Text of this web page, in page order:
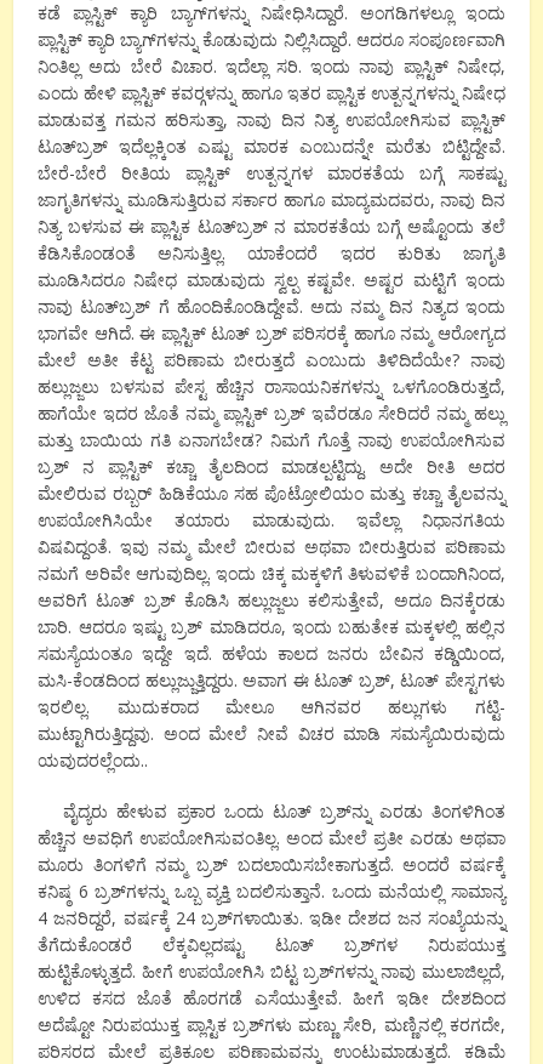
ಕಡೆ ಪ್ಲಾಸ್ಟಿಕ್ ಕ್ಯಾರಿ ಬ್ಯಾಗ್‍ಗಳನ್ನು ನಿಷೇಧಿಸಿದ್ದಾರೆ. ಅಂಗಡಿಗಳಲ್ಲೂ ಇಂದು
ಪ್ಲಾಸ್ಟಿಕ್ ಕ್ಯಾರಿ ಬ್ಯಾಗ್‍ಗಳನ್ನು ಕೊಡುವುದು ನಿಲ್ಲಿಸಿದ್ದಾರೆ. ಆದರೂ ಸಂಪೂರ್ಣವಾಗಿ
ನಿಂತಿಲ್ಲ ಅದು ಬೇರೆ ವಿಚಾರ. ಇದೆಲ್ಲಾ ಸರಿ. ಇಂದು ನಾವು ಪ್ಲಾಸ್ಟಿಕ್ ನಿಷೇಧ,
ಎಂದು ಹೇಳಿ ಪ್ಲಾಸ್ಟಿಕ್ ಕವರ್‍ಗಳನ್ನು ಹಾಗೂ ಇತರ ಪ್ಲಾಸ್ಟಿಕ ಉತ್ಪನ್ನಗಳನ್ನು ನಿಷೇಧ
ಮಾಡುವತ್ತ ಗಮನ ಹರಿಸುತ್ತಾ, ನಾವು ದಿನ ನಿತ್ಯ ಉಪಯೋಗಿಸುವ ಪ್ಲಾಸ್ಟಿಕ್
ಟೂತ್‍ಬ್ರಶ್ ಇದೆಲ್ಲಕ್ಕಿಂತ ಎಷ್ಟು ಮಾರಕ ಎಂಬುದನ್ನೇ ಮರೆತು ಬಿಟ್ಟಿದ್ದೇವೆ.
ಬೇರೆ-ಬೇರೆ ರೀತಿಯ ಪ್ಲಾಸ್ಟಿಕ್ ಉತ್ಪನ್ನಗಳ ಮಾರಕತೆಯ ಬಗ್ಗೆ ಸಾಕಷ್ಟು
ಜಾಗೃತಿಗಳನ್ನು ಮೂಡಿಸುತ್ತಿರುವ ಸರ್ಕಾರ ಹಾಗೂ ಮಾದ್ಯಮದವರು, ನಾವು ದಿನ
ನಿತ್ಯ ಬಳಸುವ ಈ ಪ್ಲಾಸ್ಟಿಕ ಟೂತ್‍ಬ್ರಶ್ ನ ಮಾರಕತೆಯ ಬಗ್ಗೆ ಅಷ್ಟೊಂದು ತಲೆ
ಕೆಡಿಸಿಕೊಂಡಂತೆ ಅನಿಸುತ್ತಿಲ್ಲ. ಯಾಕೆಂದರೆ ಇದರ ಕುರಿತು ಜಾಗೃತಿ
ಮೂಡಿಸಿದರೂ ನಿಷೇಧ ಮಾಡುವುದು ಸ್ವಲ್ಪ ಕಷ್ಟವೇ. ಅಷ್ಟರ ಮಟ್ಟಿಗೆ ಇಂದು
ನಾವು ಟೂತ್‍ಬ್ರಶ್ ಗೆ ಹೊಂದಿಕೊಂಡಿದ್ದೇವೆ. ಅದು ನಮ್ಮ ದಿನ ನಿತ್ಯದ ಇಂದು
ಭಾಗವೇ ಆಗಿದೆ. ಈ ಪ್ಲಾಸ್ಟಿಕ್ ಟೂತ್ ಬ್ರಶ್ ಪರಿಸರಕ್ಕೆ ಹಾಗೂ ನಮ್ಮ ಆರೋಗ್ಯದ
ಮೇಲೆ ಅತೀ ಕೆಟ್ಟ ಪರಿಣಾಮ ಬೀರುತ್ತದೆ ಎಂಬುದು ತಿಳಿದಿದೆಯೇ? ನಾವು
ಹಲ್ಲುಜ್ಜಲು ಬಳಸುವ ಪೇಸ್ಟ ಹೆಚ್ಚಿನ ರಾಸಾಯನಿಕಗಳನ್ನು ಒಳಗೊಂಡಿರುತ್ತದೆ,
ಹಾಗೆಯೇ ಇದರ ಜೊತೆ ನಮ್ಮ ಪ್ಲಾಸ್ಟಿಕ್ ಬ್ರಶ್ ಇವೆರಡೂ ಸೇರಿದರೆ ನಮ್ಮ ಹಲ್ಲು
ಮತ್ತು ಬಾಯಿಯ ಗತಿ ಏನಾಗಬೇಡ? ನಿಮಗೆ ಗೊತ್ತೆ ನಾವು ಉಪಯೋಗಿಸುವ
ಬ್ರಶ್ ನ ಪ್ಲಾಸ್ಟಿಕ್ ಕಚ್ಚಾ ತೈಲದಿಂದ ಮಾಡಲ್ಪಟ್ಟಿದ್ದು. ಅದೇ ರೀತಿ ಅದರ
ಮೇಲಿರುವ ರಬ್ಬರ್ ಹಿಡಿಕೆಯೂ ಸಹ ಪೊಟ್ರೋಲಿಯಂ ಮತ್ತು ಕಚ್ಚಾ ತೈಲವನ್ನು
ಉಪಯೋಗಿಸಿಯೇ ತಯಾರು ಮಾಡುವುದು. ಇವೆಲ್ಲಾ ನಿಧಾನಗತಿಯ
ವಿಷವಿದ್ದಂತೆ. ಇವು ನಮ್ಮ ಮೇಲೆ ಬೀರುವ ಅಥವಾ ಬೀರುತ್ತಿರುವ ಪರಿಣಾಮ
ನಮಗೆ ಅರಿವೇ ಆಗುವುದಿಲ್ಲ. ಇಂದು ಚಿಕ್ಕ ಮಕ್ಕಳಿಗೆ ತಿಳುವಳಿಕೆ ಬಂದಾಗಿನಿಂದ,
ಅವರಿಗೆ ಟೂತ್ ಬ್ರಶ್ ಕೊಡಿಸಿ ಹಲ್ಲುಜ್ಜಲು ಕಲಿಸುತ್ತೇವೆ, ಅದೂ ದಿನಕ್ಕೆರಡು
ಬಾರಿ. ಆದರೂ ಇಷ್ಟು ಬ್ರಶ್ ಮಾಡಿದರೂ, ಇಂದು ಬಹುತೇಕ ಮಕ್ಕಳಲ್ಲಿ ಹಲ್ಲಿನ
ಸಮಸ್ಯೆಯಂತೂ ಇದ್ದೇ ಇದೆ. ಹಳೆಯ ಕಾಲದ ಜನರು ಬೇವಿನ ಕಡ್ಡಿಯಿಂದ,
ಮಸಿ-ಕೆಂಡದಿಂದ ಹಲ್ಲುಜ್ಜುತ್ತಿದ್ದರು. ಅವಾಗ ಈ ಟೂತ್ ಬ್ರಶ್, ಟೂತ್ ಪೇಸ್ಟಗಳು
ಇರಲಿಲ್ಲ. ಮುದುಕರಾದ ಮೇಲೂ ಆಗಿನವರ ಹಲ್ಲುಗಳು ಗಟ್ಟಿ-
ಮುಟ್ಟಾಗಿರುತ್ತಿದ್ದವು. ಅಂದ ಮೇಲೆ ನೀವೆ ವಿಚರ ಮಾಡಿ ಸಮಸ್ಯೆಯಿರುವುದು
ಯವುದರಲ್ಲೆಂದು..
ವೈದ್ಯರು ಹೇಳುವ ಪ್ರಕಾರ ಒಂದು ಟೂತ್ ಬ್ರಶ್‍ನ್ನು ಎರಡು ತಿಂಗಳಿಗಿಂತ
ಹೆಚ್ಚಿನ ಅವಧಿಗೆ ಉಪಯೋಗಿಸುವಂತಿಲ್ಲ. ಅಂದ ಮೇಲೆ ಪ್ರತೀ ಎರಡು ಅಥವಾ
ಮೂರು ತಿಂಗಳಿಗೆ ನಮ್ಮ ಬ್ರಶ್ ಬದಲಾಯಿಸಬೇಕಾಗುತ್ತದೆ. ಅಂದರೆ ವರ್ಷಕ್ಕೆ
ಕನಿಷ್ಠ 6 ಬ್ರಶ್‍ಗಳನ್ನು ಒಬ್ಬ ವ್ಯಕ್ತಿ ಬದಲಿಸುತ್ತಾನೆ. ಒಂದು ಮನೆಯಲ್ಲಿ ಸಾಮಾನ್ಯ
4 ಜನರಿದ್ದರೆ, ವರ್ಷಕ್ಕೆ 24 ಬ್ರಶ್‍ಗಳಾಯಿತು. ಇಡೀ ದೇಶದ ಜನ ಸಂಖ್ಯೆಯನ್ನು
ತೆಗೆದುಕೊಂಡರೆ ಲೆಕ್ಕವಿಲ್ಲದಷ್ಟು ಟೂತ್ ಬ್ರಶ್‍ಗಳ ನಿರುಪಯುಕ್ತ
ಹುಟ್ಟಿಕೊಳ್ಳುತ್ತದೆ. ಹೀಗೆ ಉಪಯೋಗಿಸಿ ಬಿಟ್ಟ ಬ್ರಶ್‍ಗಳನ್ನು ನಾವು ಮುಲಾಜಿಲ್ಲದೆ,
ಉಳಿದ ಕಸದ ಜೊತೆ ಹೊರಗಡೆ ಎಸೆಯುತ್ತೇವೆ. ಹೀಗೆ ಇಡೀ ದೇಶದಿಂದ
ಅದೆಷ್ಟೋ ನಿರುಪಯುಕ್ತ ಪ್ಲಾಸ್ಟಿಕ ಬ್ರಶ್‍ಗಳು ಮಣ್ಣು ಸೇರಿ, ಮಣ್ಣಿನಲ್ಲಿ ಕರಗದೇ,
ಪರಿಸರದ ಮೇಲೆ ಪ್ರತಿಕೂಲ ಪರಿಣಾಮವನ್ನು ಉಂಟುಮಾಡುತ್ತದೆ. ಕಡಿಮೆ